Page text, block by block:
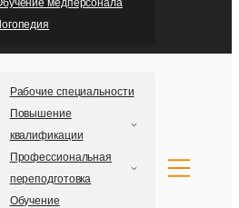
Рабочие специальности
Повышение
квалификации
Профессиональная
переподготовка
Обучение